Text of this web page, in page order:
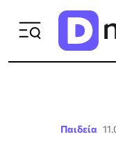
Παιδεία